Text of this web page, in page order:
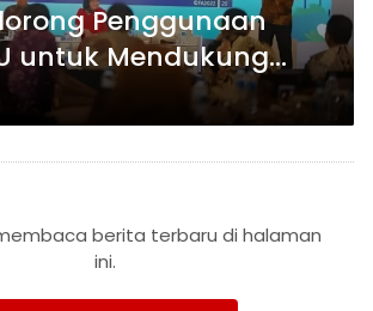
Penggunaan
untuk Mendukung
Harga
dan Mengurangi
44%
berita terbaru di halaman
ini.